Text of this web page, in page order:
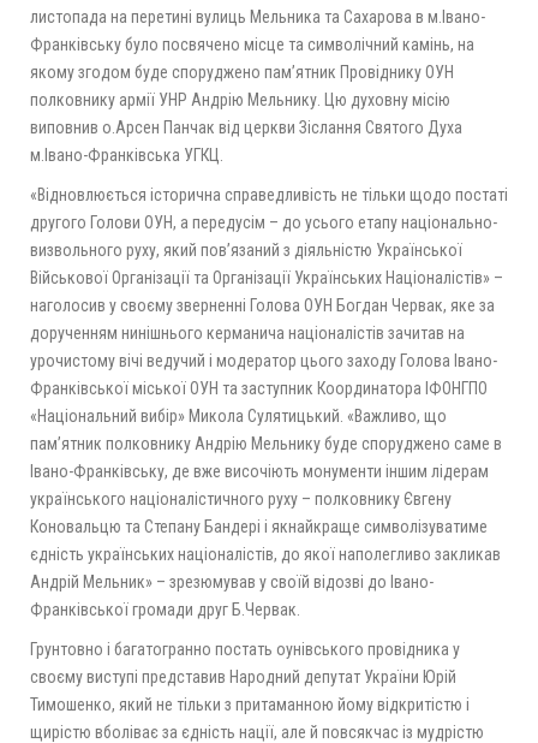
листопада на перетині вулиць Мельника та Сахарова в м.Івано-
Франківську було посвячено місце та символічний камінь, на
якому згодом буде споруджено пам’ятник Провіднику ОУН
полковнику армії УНР Андрію Мельнику. Цю духовну місію
виповнив о.Арсен Панчак від церкви Зіслання Святого Духа
м.Івано-Франківська УГКЦ.
«Відновлюється історична справедливість не тільки щодо постаті
другого Голови ОУН, а передусім – до усього етапу національно-
визвольного руху, який пов’язаний з діяльністю Української
Військової Організації та Організації Українських Націоналістів» –
наголосив у своєму зверненні Голова ОУН Богдан Червак, яке за
дорученням нинішнього керманича націоналістів зачитав на
урочистому вічі ведучий і модератор цього заходу Голова Івано-
Франківської міської ОУН та заступник Координатора ІФОНГПО
«Національний вибір» Микола Сулятицький. «Важливо, що
пам’ятник полковнику Андрію Мельнику буде споруджено саме в
Івано-Франківську, де вже височіють монументи іншим лідерам
українського націоналістичного руху – полковнику Євгену
Коновальцю та Степану Бандері і якнайкраще символізуватиме
єдність українських націоналістів, до якої наполегливо закликав
Андрій Мельник» – зрезюмував у своїй відозві до Івано-
Франківської громади друг Б.Червак.
Грунтовно і багатогранно постать оунівського провідника у
своєму виступі представив Народний депутат України Юрій
Тимошенко, який не тільки з притаманною йому відкритістю і
щирістю вболіває за єдність нації, але й повсякчас із мудрістю